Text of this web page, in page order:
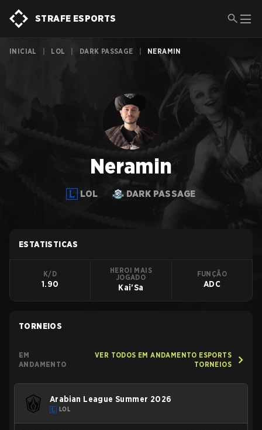
STRAFE ESPORTS
INICIAL LOL DARK PASSAGE NERAMIN
Neramin
LOL DARK PASSAGE
ESTATISTICAS
K/D
1.90
HEROI MAIS
JOGADO
Kai'Sa
FUNÇÃO
ADC
TORNEIOS
EM
ANDAMENTO
VER TODOS EM ANDAMENTO ESPORTS
TORNEIOS
Arabian League Summer 2026
LOL